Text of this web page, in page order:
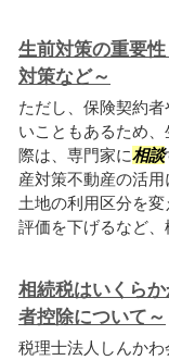
生前対策の重要
対策など～
ただし、保険契約
いこともあるため
際は、専門家に相談
産対策不動産の活用
土地の利用区分を
評価を下げるなど
相続税はいくら
者控除について～
税理士法人しんかわ